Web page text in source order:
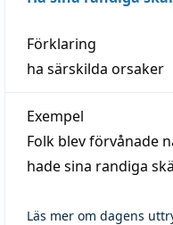
Förklaring
ha särskilda orsaker
Exempel
Folk blev förvånade
hade sina randiga
Läs mer om dagens